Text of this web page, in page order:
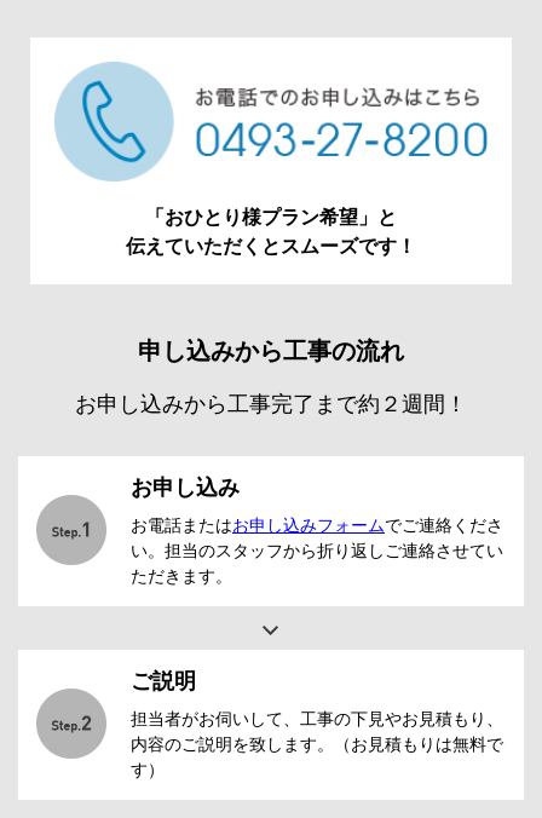
「おひとり様プラン希望」と
伝えていただくとスムーズです！
申し込みから工事の流れ
お申し込みから工事完了まで約２週間！
お申し込み
お電話またはお申し込みフォームでご連絡くださ
い。担当のスタッフから折り返しご連絡させてい
ただきます。
ご説明
担当者がお伺いして、工事の下見やお見積もり、
内容のご説明を致します。（お見積もりは無料で
す）